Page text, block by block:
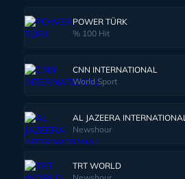
POWER TÜRK
% 100 Hit
CNN INTERNATIONAL
World Sport
AL JAZEERA INTERNATIONAL
Newshour
TRT WORLD